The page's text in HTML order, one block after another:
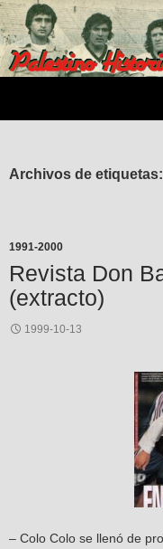
Saltar
al
contenido
Archivos de
1991-2000
Revista Don
(extracto)
1999-10-13
– Colo Colo se llenó de